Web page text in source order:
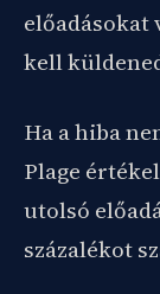
kell
Ha a hiba
Plage
utolsó
százalékot